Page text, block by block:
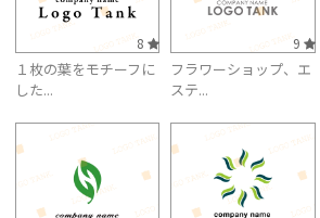
8
１枚の葉をモチーフに
した...
9
フラワーショップ、エ
ステ...